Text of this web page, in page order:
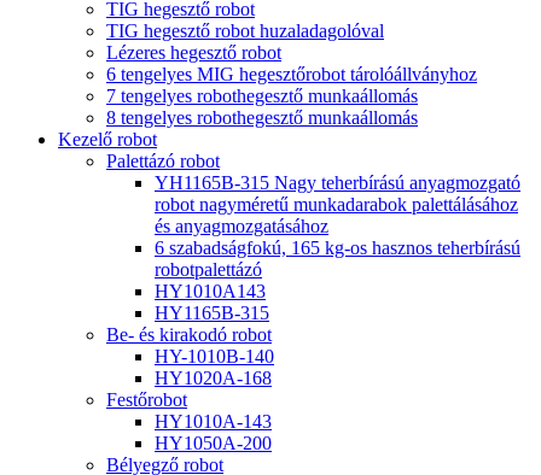
TIG hegesztő robot
TIG hegesztő robot huzaladagolóval
Lézeres hegesztő robot
6 tengelyes MIG hegesztőrobot tárolóállványhoz
7 tengelyes robothegesztő munkaállomás
8 tengelyes robothegesztő munkaállomás
Kezelő robot
Palettázó robot
YH1165B-315 Nagy teherbírású anyagmozgató
robot nagyméretű munkadarabok palettálásához
és anyagmozgatásához
6 szabadságfokú, 165 kg-os hasznos teherbírású
robotpalettázó
HY1010A143
HY1165B-315
Be- és kirakodó robot
HY-1010B-140
HY1020A-168
Festőrobot
HY1010A-143
HY1050A-200
Bélyegző robot